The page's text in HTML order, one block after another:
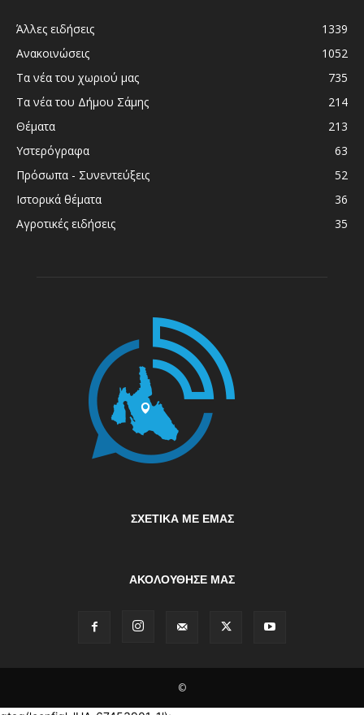
Άλλες ειδήσεις
1339
Ανακοινώσεις
1052
Τα νέα του χωριού μας
735
Τα νέα του Δήμου Σάμης
214
Θέματα
213
Υστερόγραφα
63
Πρόσωπα - Συνεντεύξεις
52
Ιστορικά θέματα
36
Αγροτικές ειδήσεις
35
ΣΧΕΤΙΚΆ ΜΕ ΕΜΆΣ
ΑΚΟΛΟΥΘΗΣΕ ΜΑΣ
©